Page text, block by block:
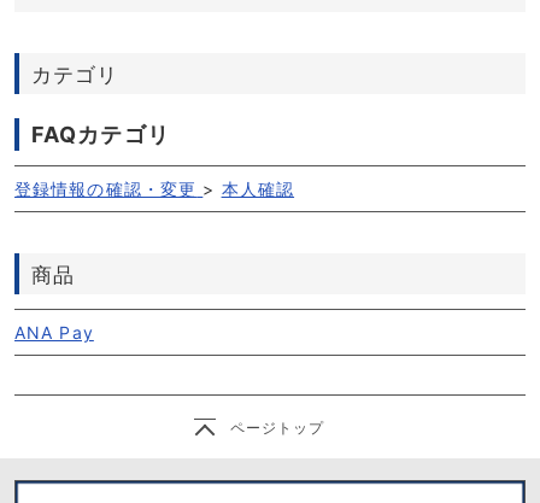
カテゴリ
FAQカテゴリ
登録情報の確認・変更 > 本人確認
商品
ANA Pay
ページトップ